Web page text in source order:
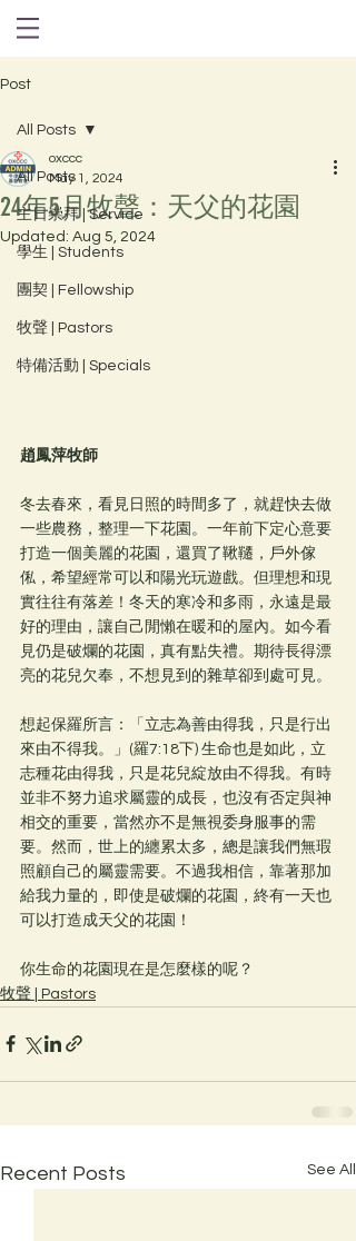
Post
All Posts
主日崇拜 | Service
學生 | Students
團契 | Fellowship
牧聲 | Pastors
特備活動 | Specials
All Posts
24年5月牧聲：天父的花園
oxccc
May 1, 2024
Updated: Aug 5, 2024
趙鳳萍牧師
冬去春來，看見日照的時間多了，就趕快去做
一些農務，整理一下花園。一年前下定心意要
打造一個美麗的花園，還買了鞦韆，戶外傢
俬，希望經常可以和陽光玩遊戲。但理想和現
實往往有落差！冬天的寒冷和多雨，永遠是最
好的理由，讓自己閒懶在暖和的屋內。如今看
見仍是破爛的花園，真有點失禮。期待長得漂
亮的花兒欠奉，不想見到的雜草卻到處可見。
想起保羅所言：「立志為善由得我，只是行出
來由不得我。」(羅7:18下) 生命也是如此，立
志種花由得我，只是花兒綻放由不得我。有時
並非不努力追求屬靈的成長，也沒有否定與神
相交的重要，當然亦不是無視委身服事的需
要。然而，世上的纏累太多，總是讓我們無瑕
照顧自己的屬靈需要。不過我相信，靠著那加
給我力量的，即使是破爛的花園，終有一天也
可以打造成天父的花園！
你生命的花園現在是怎麼樣的呢？
牧聲 | Pastors
Recent Posts See All